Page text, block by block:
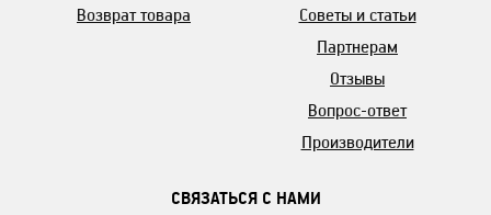
Возврат товара
Советы и статьи
Партнерам
Отзывы
Вопрос-ответ
Производители
СВЯЗАТЬСЯ С НАМИ